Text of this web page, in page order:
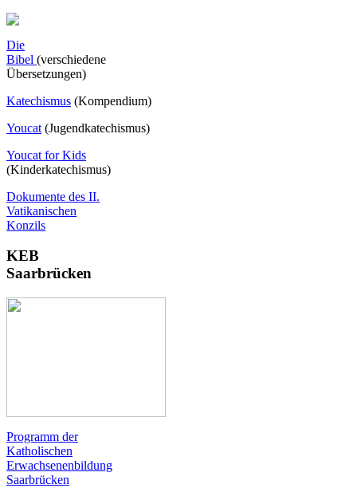
Die
Bibel (verschiedene
Übersetzungen)
Katechismus (Kompendium)
Youcat (Jugendkatechismus)
Youcat for Kids
(Kinderkatechismus)
Dokumente des II.
Vatikanischen
Konzils
KEB
Saarbrücken
Programm der
Katholischen
Erwachsenenbildung
Saarbrücken